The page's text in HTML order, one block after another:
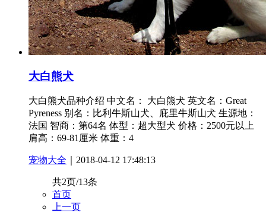
大白熊犬
大白熊犬品种介绍 中文名： 大白熊犬 英文名：Great
Pyreness 别名：比利牛斯山犬、庇里牛斯山犬 生源地：
法国 智商：第64名 体型：超大型犬 价格：2500元以上
肩高：69-81厘米 体重：4
宠物大全 ｜2018-04-12 17:48:13
共2页/13条
首页
上一页